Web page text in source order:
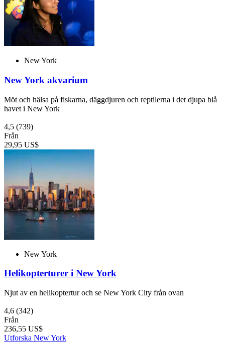
New York
New York akvarium
Möt och hälsa på fiskarna, däggdjuren och reptilerna i det djupa blå
havet i New York
4,5 (739)
Från
29,95 US$
New York
Helikopterturer i New York
Njut av en helikoptertur och se New York City från ovan
4,6 (342)
Från
236,55 US$
Utforska New York